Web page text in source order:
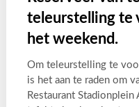
teleurstelling te
het weekend.
Om teleurstelling te
is het aan te raden om
Restaurant